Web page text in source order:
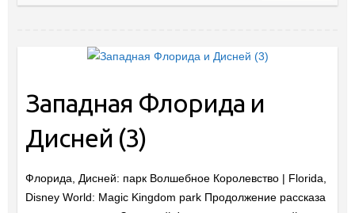
Западная Флорида и
Дисней (3)
Флорида, Дисней: парк Волшебное Королевство | Florida,
Disney World: Magic Kingdom park Продолжение рассказа